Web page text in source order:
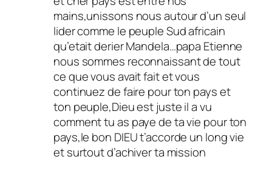
mains,unissons nous autour d’un seul
lider comme le peuple Sud africain
qu’etait derier Mandela…papa Etienne
nous sommes reconnaissant de tout
ce que vous avait fait et vous
continuez de faire pour ton pays et
ton peuple,Dieu est juste il a vu
comment tu as paye de ta vie pour ton
pays,le bon DIEU t’accorde un long vie
et surtout d’achiver ta mission